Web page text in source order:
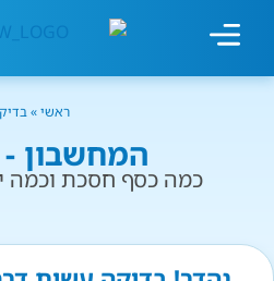
ראשי»
המחשבון
כמה כסף חסכת וכמה